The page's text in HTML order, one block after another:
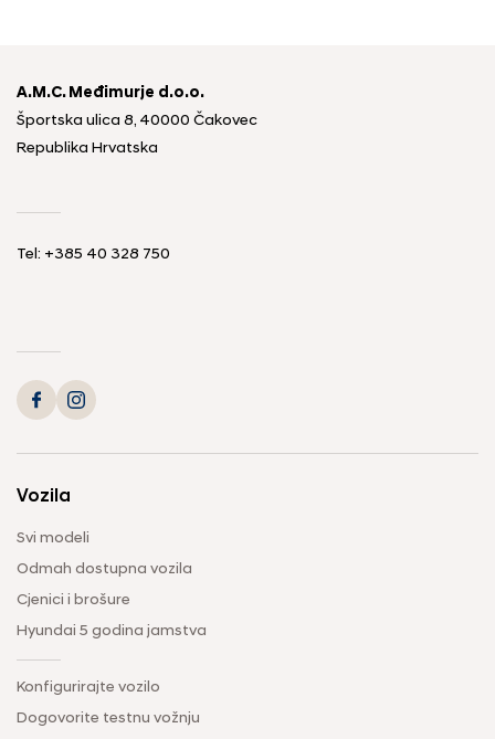
A.M.C. Međimurje d.o.o.
Športska ulica 8, 40000 Čakovec
Republika Hrvatska
Tel: +385 40 328 750
Vozila
Svi modeli
Odmah dostupna vozila
Cjenici i brošure
Hyundai 5 godina jamstva
Konfigurirajte vozilo
Dogovorite testnu vožnju